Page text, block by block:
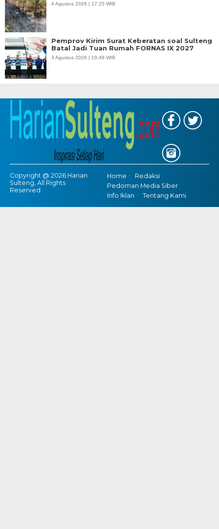
4 Agustus 2026 | 17:25 WIB
Pemprov Kirim Surat Keberatan soal Sulteng
Batal Jadi Tuan Rumah FORNAS IX 2027
3 Agustus 2026 | 10:48 WIB
Copyright @ 2026 Harian
Sulteng, All Rights
Reserved
Home
Redaksi
Pedoman Media Siber
Info Iklan
Tentang Kami